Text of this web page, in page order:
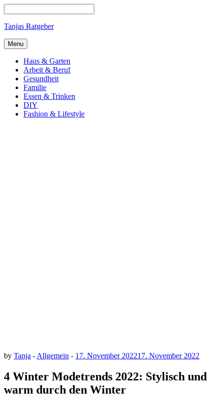
Tanjas Ratgeber
Menu
Haus & Garten
Arbeit & Beruf
Gesundheit
Familie
Essen & Trinken
DIY
Fashion & Lifestyle
by Tanja - Allgemein - 17. November 202217. November 2022
4 Winter Modetrends 2022: Stylisch und
warm durch den Winter